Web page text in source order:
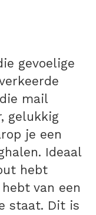
gevoelige
mail
gelukkig
je een
Ideaal
hebt
van een
staat. Dit is